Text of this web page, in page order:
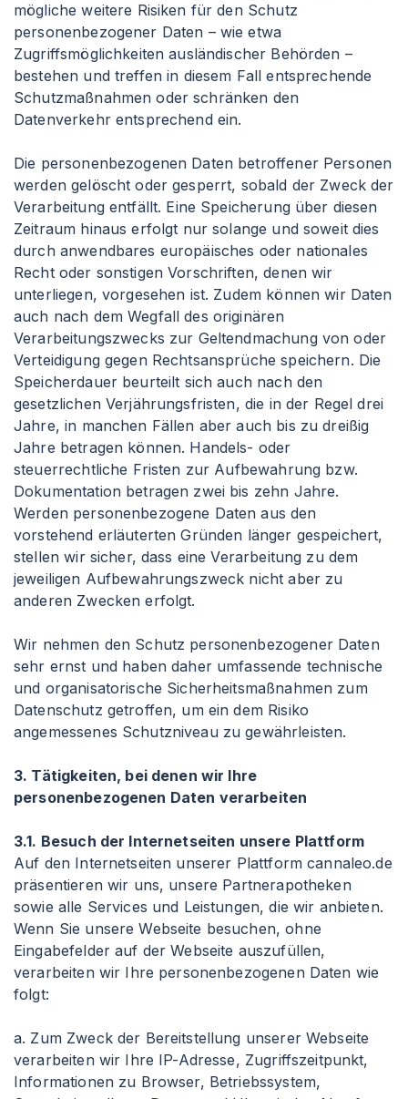
mögliche weitere Risiken für den Schutz
personenbezogener Daten – wie etwa
Zugriffsmöglichkeiten ausländischer Behörden –
bestehen und treffen in diesem Fall entsprechende
Schutzmaßnahmen oder schränken den
Datenverkehr entsprechend ein.
Die personenbezogenen Daten betroffener Personen
werden gelöscht oder gesperrt, sobald der Zweck der
Verarbeitung entfällt. Eine Speicherung über diesen
Zeitraum hinaus erfolgt nur solange und soweit dies
durch anwendbares europäisches oder nationales
Recht oder sonstigen Vorschriften, denen wir
unterliegen, vorgesehen ist. Zudem können wir Daten
auch nach dem Wegfall des originären
Verarbeitungszwecks zur Geltendmachung von oder
Verteidigung gegen Rechtsansprüche speichern. Die
Speicherdauer beurteilt sich auch nach den
gesetzlichen Verjährungsfristen, die in der Regel drei
Jahre, in manchen Fällen aber auch bis zu dreißig
Jahre betragen können. Handels- oder
steuerrechtliche Fristen zur Aufbewahrung bzw.
Dokumentation betragen zwei bis zehn Jahre.
Werden personenbezogene Daten aus den
vorstehend erläuterten Gründen länger gespeichert,
stellen wir sicher, dass eine Verarbeitung zu dem
jeweiligen Aufbewahrungszweck nicht aber zu
anderen Zwecken erfolgt.
Wir nehmen den Schutz personenbezogener Daten
sehr ernst und haben daher umfassende technische
und organisatorische Sicherheitsmaßnahmen zum
Datenschutz getroffen, um ein dem Risiko
angemessenes Schutzniveau zu gewährleisten.
3. Tätigkeiten, bei denen wir Ihre
personenbezogenen Daten verarbeiten
3.1. Besuch der Internetseiten unsere Plattform
Auf den Internetseiten unserer Plattform cannaleo.de
präsentieren wir uns, unsere Partnerapotheken
sowie alle Services und Leistungen, die wir anbieten.
Wenn Sie unsere Webseite besuchen, ohne
Eingabefelder auf der Webseite auszufüllen,
verarbeiten wir Ihre personenbezogenen Daten wie
folgt:
a. Zum Zweck der Bereitstellung unserer Webseite
verarbeiten wir Ihre IP-Adresse, Zugriffszeitpunkt,
Informationen zu Browser, Betriebssystem,